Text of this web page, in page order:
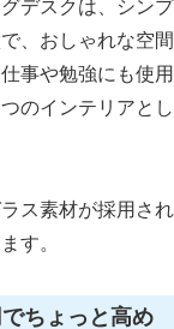
デスクは、シン
、おしゃれな空
事や勉強にも使
のインテリアと
ス素材が採用さ
す。
ちょっと高め